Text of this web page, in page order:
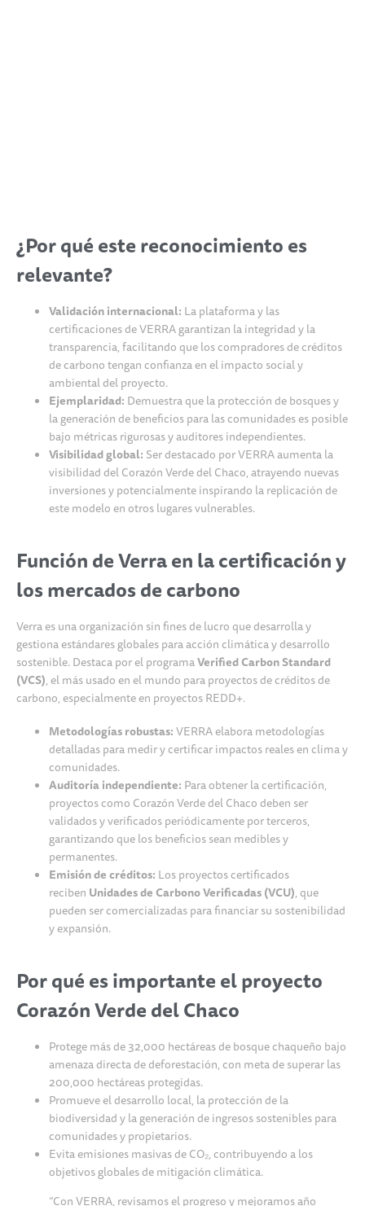
¿Por qué este reconocimiento es
relevante?
Validación internacional: La plataforma y las
certificaciones de VERRA garantizan la integridad y la
transparencia, facilitando que los compradores de créditos
de carbono tengan confianza en el impacto social y
ambiental del proyecto.
Ejemplaridad: Demuestra que la protección de bosques y
la generación de beneficios para las comunidades es posible
bajo métricas rigurosas y auditores independientes.
Visibilidad global: Ser destacado por VERRA aumenta la
visibilidad del Corazón Verde del Chaco, atrayendo nuevas
inversiones y potencialmente inspirando la replicación de
este modelo en otros lugares vulnerables.
Función de Verra en la certificación y
los mercados de carbono
Verra es una organización sin fines de lucro que desarrolla y
gestiona estándares globales para acción climática y desarrollo
sostenible. Destaca por el programaVerified Carbon Standard
(VCS), el más usado en el mundo para proyectos de créditos de
carbono, especialmente en proyectos REDD+.
Metodologías robustas:VERRA elabora metodologías
detalladas para medir y certificar impactos reales en clima y
comunidades.
Auditoría independiente: Para obtener la certificación,
proyectos como Corazón Verde del Chaco deben ser
validados y verificados periódicamente por terceros,
garantizando que los beneficios sean medibles y
permanentes.
Emisión de créditos: Los proyectos certificados
reciben Unidades de Carbono Verificadas (VCU), que
pueden ser comercializadas para financiar su sostenibilidad
y expansión.
Por qué es importante el proyecto
Corazón Verde del Chaco
Protege más de 32,000 hectáreas de bosque chaqueño bajo
amenaza directa de deforestación, con meta de superar las
200,000 hectáreas protegidas.
Promueve el desarrollo local, la protección de la
biodiversidad y la generación de ingresos sostenibles para
comunidades y propietarios.
Evita emisiones masivas de CO₂, contribuyendo a los
objetivos globales de mitigación climática.
“Con VERRA, revisamos el progreso y mejoramos año